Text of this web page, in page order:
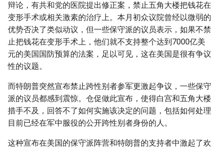
h
辩论，有共和党的医院提出修正案，禁止五角大楼把钱花在
变形手术或相关激素的治疗上。本月初众议院曾经以微弱的
优势否决了类似动议，但一些保守派的议员表示，如果不禁
止把钱花在变形手术上，他们就不支持整个达到7000亿美
元的美国国防预算的法案，足以可见，这在美国是很有争议
性的议题。
而特朗普突然宣布禁止跨性别者参军更激起争议，一些保守
派的议员都感到震惊。仓促做此宣布，使得白宫和五角大楼
措手不及，回答不了如何实施该决定的问题，包括如何处理
目前已经在军中服役的公开跨性别者身份的人。
这种宣布在美国的保守派阵营和特朗普的支持者中激起了欢